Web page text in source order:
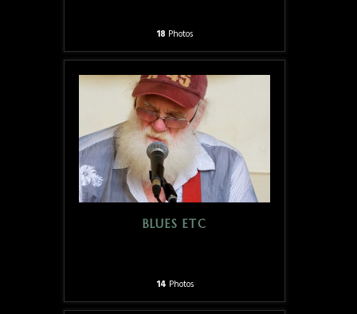
18 Photos
BLUES ETC
14 Photos